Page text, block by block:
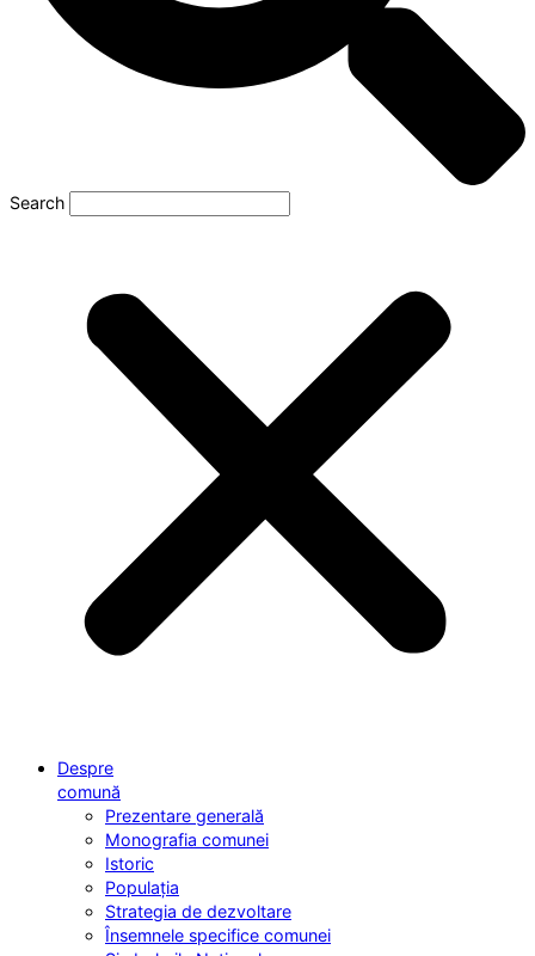
Search
Despre
comună
Prezentare generală
Monografia comunei
Istoric
Populația
Strategia de dezvoltare
Însemnele specifice comunei